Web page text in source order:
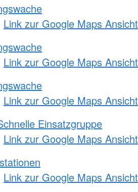
Link zur Google Maps Ansicht
Link zur Google Maps Ansicht
Link zur Google Maps Ansicht
Einsatzgruppe
Link zur Google Maps Ansicht
Link zur Google Maps Ansicht